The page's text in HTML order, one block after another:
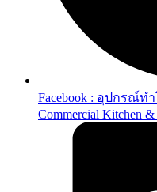
Facebook : อุปกรณ์ท
Commercial Kitchen